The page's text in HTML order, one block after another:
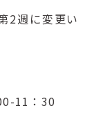
2週に変更い
11：30